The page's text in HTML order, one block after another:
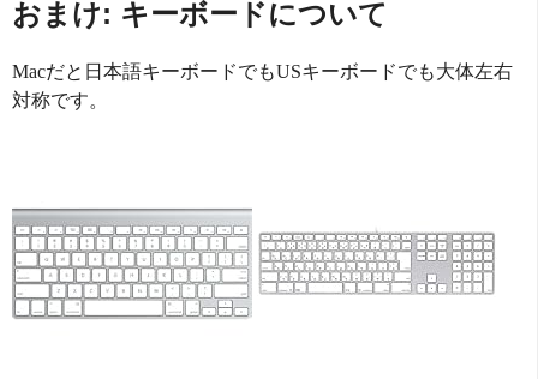
おまけ: キーボードについて
Macだと日本語キーボードでもUSキーボードでも大体左右
対称です。